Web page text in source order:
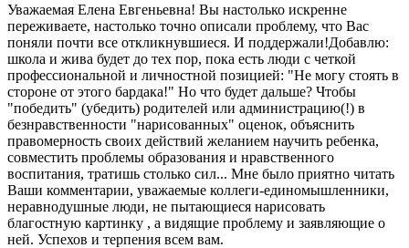
Уважаемая Елена Евгеньевна! Вы настолько искренне
переживаете, настолько точно описали проблему, что Вас
поняли почти все откликнувшиеся. И поддержали!Добавлю:
школа и жива будет до тех пор, пока есть люди с четкой
профессиональной и личностной позицией: "Не могу стоять в
стороне от этого бардака!" Но что будет дальше? Чтобы
"победить" (убедить) родителей или администрацию(!) в
безнравственности "нарисованных" оценок, объяснить
правомерность своих действий желанием научить ребенка,
совместить проблемы образования и нравственного
воспитания, тратишь столько сил... Мне было приятно читать
Ваши комментарии, уважаемые коллеги-единомышленники,
неравнодушные люди, не пытающиеся нарисовать
благостную картинку , а видящие проблему и заявляющие о
ней. Успехов и терпения всем вам.